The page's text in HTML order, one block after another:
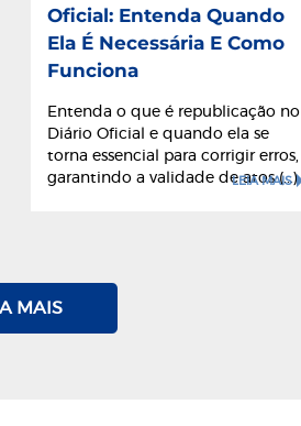
Oficial: Entenda Quando
Ela É Necessária E Como
Funciona
Entenda o que é republicação no
Diário Oficial e quando ela se
torna essencial para corrigir erros,
garantindo a validade de atos (...)
LEIA MAIS
MAIS